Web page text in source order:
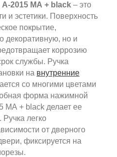
А-2015 МА + black – это
и эстетики. Поверхность
покрытие,
декоративную, но и
коррозию
службы. Ручка
на внутренние
со многими цветами
форма нажимной
МА + black делает ее
легко
от дверного
фиксируется на